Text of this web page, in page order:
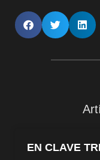
EN CLAVE